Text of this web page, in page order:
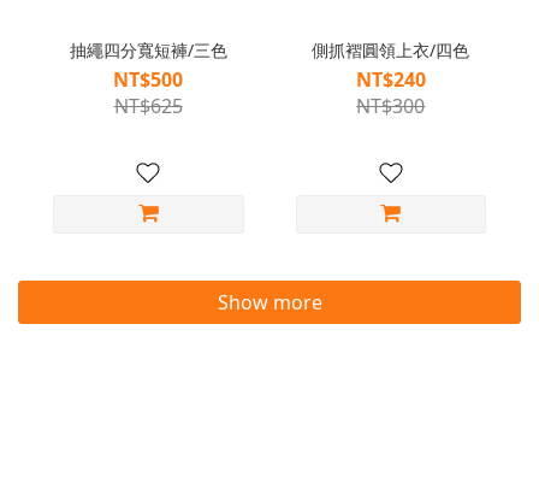
抽繩四分寬短褲/三色
NT$500
NT$625
側抓褶圓領上衣/四色
NT$240
NT$300
Show more